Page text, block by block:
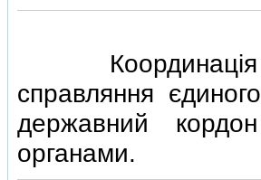
Координацiя
справляння
державний
органами.